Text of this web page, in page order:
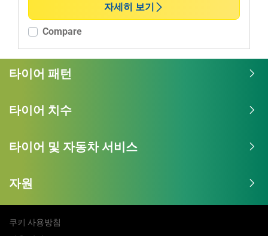
자세히 보기
Compare
타이어 패턴
타이어 치수
타이어 및 자동차 서비스
자원
쿠키 사용방침